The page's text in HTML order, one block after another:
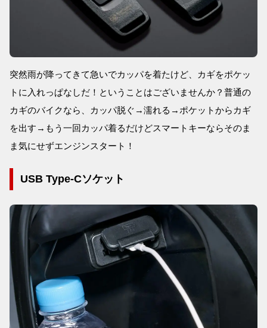
突然雨が降ってきて急いでカッパを着たけど、カギをポケッ
トに入れっぱなしだ！ということはございませんか？普通の
カギのバイクなら、カッパ脱ぐ→濡れる→ポケットからカギ
を出す→もう一回カッパ着るだけどスマートキーならそのま
ま気にせずエンジンスタート！
USB Type-Cソケット